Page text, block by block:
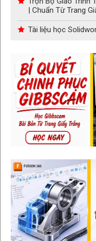
| Chuẩn Từ Trang
Tài liệu học